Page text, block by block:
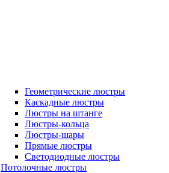
Геометрические люстры
Каскадные люстры
Люстры на штанге
Люстры-кольца
Люстры-шары
Прямые люстры
Светодиодные люстры
Потолочные люстры